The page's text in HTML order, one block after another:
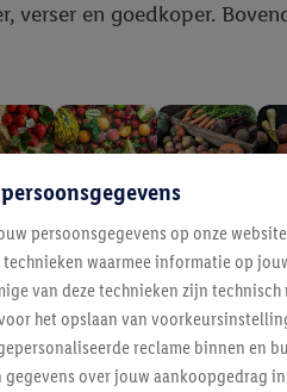
verser en goedkoper.
Zomer
persoonsgegevens op onze
waarmee informatie op
van deze technieken zijn
het opslaan van
reclame binnen en
over jouw aankoopgedrag